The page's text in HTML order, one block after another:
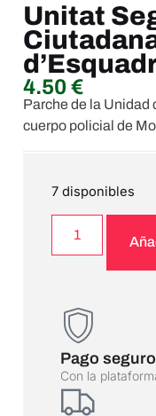
Unitat
4.50€
Parche de la Unidad
cuerpo policial de
7 disponibles
Pago seguro
Con la